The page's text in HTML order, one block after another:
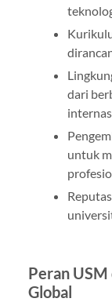
dari
untuk
Peran
Global